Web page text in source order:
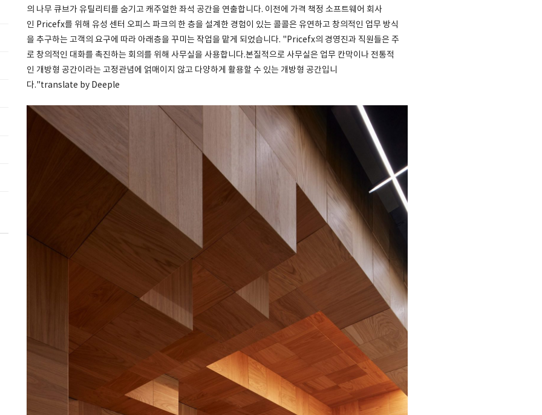
의 나무 큐브가 유틸리티를 숨기고 캐주얼한 좌석 공간을 연출합니다. 이전에 가격 책정 소프트웨어 회사
인 Pricefx를 위해 유성 센터 오피스 파크의 한 층을 설계한 경험이 있는 콜콜은 유연하고 창의적인 업무 방식
을 추구하는 고객의 요구에 따라 아래층을 꾸미는 작업을 맡게 되었습니다. "Pricefx의 경영진과 직원들은 주
로 창의적인 대화를 촉진하는 회의를 위해 사무실을 사용합니다.본질적으로 사무실은 업무 칸막이나 전통적
인 개방형 공간이라는 고정관념에 얽매이지 않고 다양하게 활용할 수 있는 개방형 공간입니
다."translate by Deeple